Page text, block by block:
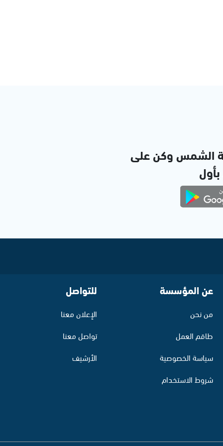
الشمس وكن على
بأول
عن المؤسسة
من نحن
طاقم العمل
سياسة الخصوصية
شروط الاستخدام
للتواصل
الإعلان معنا
تواصل معنا
الأرشيف